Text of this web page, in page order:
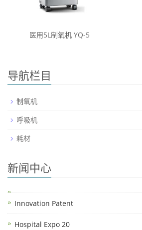
医用5L制氧机 YQ-5
导航栏目
制氧机
呼吸机
耗材
新闻中心
Innovation Patent
Hospital Expo 20